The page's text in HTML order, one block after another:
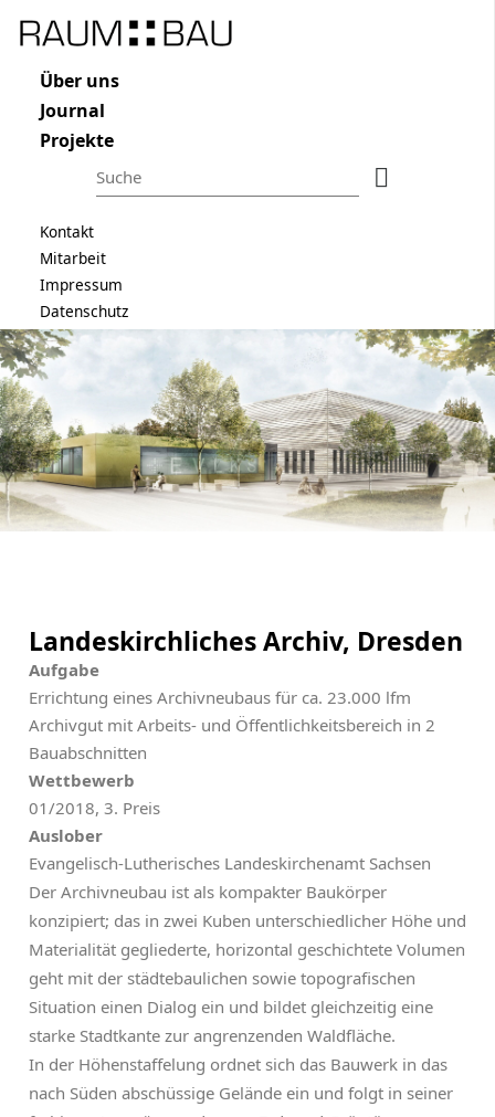
Navigation überspringen
ÜBER UNS
JOURNAL
PROJEKTE
Suchbegriffe
Navigation überspringen
Kontakt
Mitarbeit
Impressum
Datenschutz
Raum und Bau
Navigation überspringen
Über uns
Journal
Projekte
Navigation überspringen
Kontakt
Mitarbeit
Impressum
Datenschutz
Landeskirchliches Archiv, Dresden
Aufgabe
Errichtung eines Archivneubaus für ca. 23.000 lfm
Archivgut mit Arbeits- und Öffentlichkeitsbereich in 2
Bauabschnitten
Wettbewerb
01/2018, 3. Preis
Auslober
Evangelisch-Lutherisches Landeskirchenamt Sachsen
Der Archivneubau ist als kompakter Baukörper
konzipiert; das in zwei Kuben unterschiedlicher Höhe und
Materialität gegliederte, horizontal geschichtete Volumen
geht mit der städtebaulichen sowie topografischen
Situation einen Dialog ein und bildet gleichzeitig eine
starke Stadtkante zur angrenzenden Waldfläche.
In der Höhenstaffelung ordnet sich das Bauwerk in das
nach Süden abschüssige Gelände ein und folgt in seiner